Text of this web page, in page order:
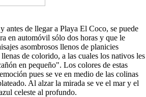
antes de llegar a Playa El Coco, se puede
en automóvil sólo dos horas y que le
asombrosos llenos de planicies
de colorido, a las cuales los nativos les
en pequeño". Los colores de estas
pues se ve en medio de las colinas
Al alzar la mirada se ve el mar y el
celeste al profundo.